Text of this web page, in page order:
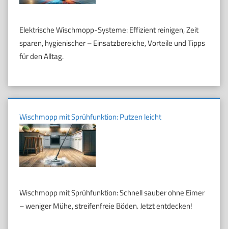
Elektrische Wischmopp-Systeme: Effizient reinigen, Zeit
sparen, hygienischer – Einsatzbereiche, Vorteile und Tipps
für den Alltag.
Wischmopp mit Sprühfunktion: Putzen leicht
Wischmopp mit Sprühfunktion: Schnell sauber ohne Eimer
– weniger Mühe, streifenfreie Böden. Jetzt entdecken!